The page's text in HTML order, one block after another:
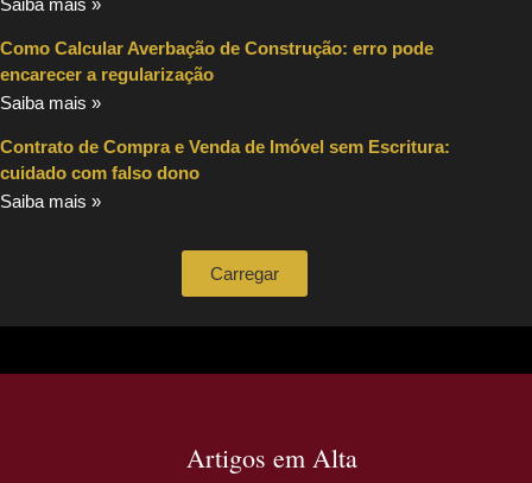
Como Calcular Averbação de Construção: erro pode
encarecer a regularização
Saiba mais »
Contrato de Compra e Venda de Imóvel sem Escritura:
cuidado com falso dono
Saiba mais »
Carregar
Artigos em Alta